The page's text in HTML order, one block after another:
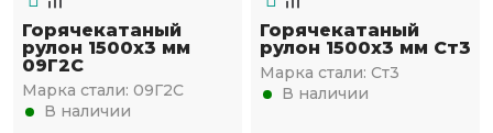
Горячекатаный
рулон 1500х3 мм
09Г2С
Марка стали: 09Г2С
В наличии
Горячекатаный
рулон 1500х3 мм Ст3
Марка стали: Ст3
В наличии